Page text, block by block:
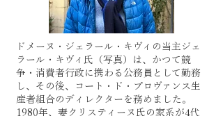
ドメーヌ・ジェラール・キヴィの当主ジェ
ラール・キヴィ氏（写真）は、かつて競
争・消費者行政に携わる公務員として勤務
し、その後、コート・ド・プロヴァンス生
産者組合のディレクターを務めました。
1980年、妻クリスティーヌ氏の家系が4代